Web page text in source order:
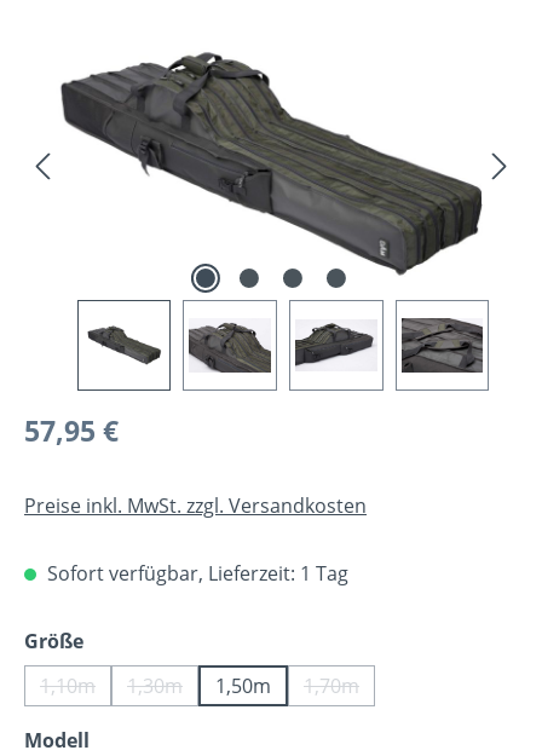
Regulärer Preis:
57,95 €
Preise inkl. MwSt. zzgl. Versandkosten
Sofort verfügbar, Lieferzeit: 1 Tag
Größeauswählen
1,10m(Diese Option ist zurzeit nicht verfügbar.)
1,30m(Diese Option ist zurzeit nicht verfügbar.)
1,50m 1,70m(Diese Option ist zurzeit
Modell